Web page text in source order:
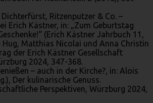
Ritzenputzer & Co. –
Erich Kästner, in: „Zum Geburtstag
(Erich Kästner Jahrbuch 11,
Hug, Matthias Nicolai und Anna Christin
der Erich Kästner Gesellschaft
2024, 347-368.
– auch in der Kirche?, in: Alois
Der kulinarische Genuss.
Perspektiven, Würzburg 2024,